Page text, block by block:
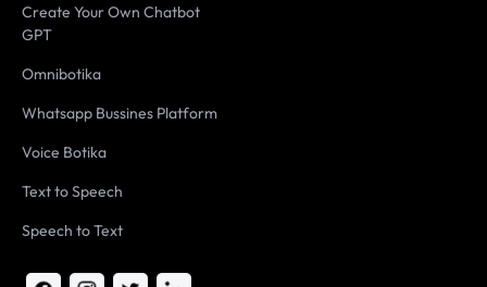
Create Your Own Chatbot
GPT
Omnibotika
Whatsapp Bussines Platform
Voice Botika
Text to Speech
Speech to Text